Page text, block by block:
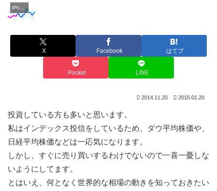
iPhone
X Facebook はてブ
Pocket LINE
2014.11.20 2015.01.20
投資している方も多いと思います。
私はインデックス投信をしているため、ダウ平均株価や、
日経平均株価などは一応気になります。
しかし、すぐに売り買いするわけでないので一喜一憂しな
いようにしてます。
とはいえ、何となく世界的な相場の動きを知っておきたい